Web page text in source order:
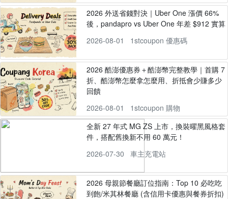
2026 外送省錢對決｜Uber One 漲價 66%
後，pandapro vs Uber One 年差 $912 實算
2026-08-01
1stcoupon 優惠碼
2026 酷澎優惠券＋酷澎幣完整教學｜首購 7
折、酷澎幣怎麼拿怎麼用、折抵會少賺多少
回饋
2026-08-01
1stcoupon 購物
全新 27 年式 MG ZS 上市，換裝曜黑風格套
件，搭配舊換新不用 60 萬元！
2026-07-30
車主充電站
2026 母親節餐廳訂位指南：Top 10 必吃吃
到飽/米其林餐廳 (含信用卡優惠與餐券折扣)